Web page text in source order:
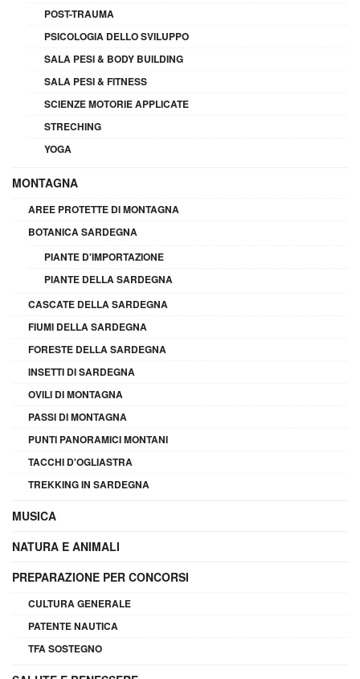
POST-TRAUMA
PSICOLOGIA DELLO SVILUPPO
SALA PESI & BODY BUILDING
SALA PESI & FITNESS
SCIENZE MOTORIE APPLICATE
STRECHING
YOGA
MONTAGNA
AREE PROTETTE DI MONTAGNA
BOTANICA SARDEGNA
PIANTE D'IMPORTAZIONE
PIANTE DELLA SARDEGNA
CASCATE DELLA SARDEGNA
FIUMI DELLA SARDEGNA
FORESTE DELLA SARDEGNA
INSETTI DI SARDEGNA
OVILI DI MONTAGNA
PASSI DI MONTAGNA
PUNTI PANORAMICI MONTANI
TACCHI D'OGLIASTRA
TREKKING IN SARDEGNA
MUSICA
NATURA E ANIMALI
PREPARAZIONE PER CONCORSI
CULTURA GENERALE
PATENTE NAUTICA
TFA SOSTEGNO